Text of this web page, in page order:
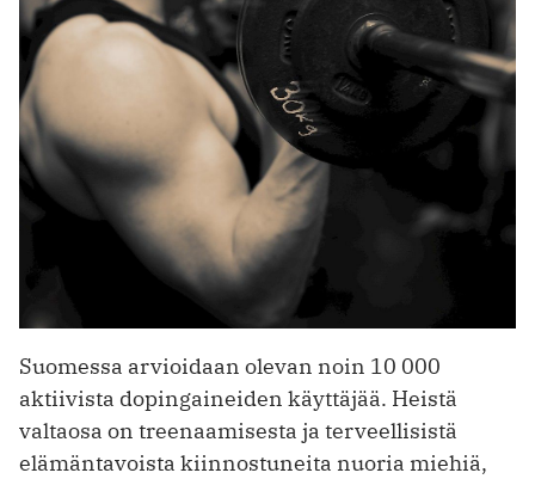
Suomessa arvioidaan olevan noin 10 000
aktiivista dopingaineiden käyttäjää. Heistä
valtaosa on treenaamisesta ja terveellisistä
elämän­tavoista kiinnostuneita nuoria miehiä,